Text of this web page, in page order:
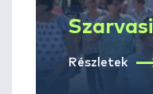
Részletek